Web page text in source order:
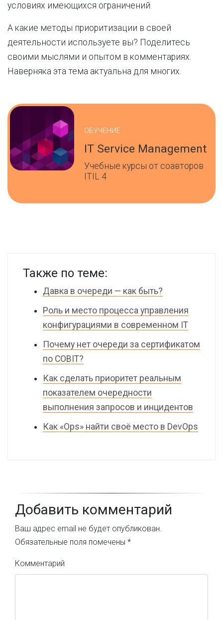
условиях имеющихся ограничений.
А какие методы приоритизации в своей
деятельности используете вы? Поделитесь
своими мыслями и опытом в комментариях.
Наверняка эта тема актуальна для многих.
ОБУЧЕНИЕ
IT Service Management
Учебные курсы от соавторов
ITIL 4
Также по теме:
Давка в очереди — как быть?
Роль и место процесса управления
конфигурациями в современном IT
Почему нет очереди за сертификатом
по COBIT?
Как сделать приоритет реальным
показателем очередности
выполнения запросов и инцидентов
Как «Ops» найти своё место в DevOps
Добавить комментарий
Ваш адрес email не будет опубликован.
Обязательные поля помечены *
Комментарий